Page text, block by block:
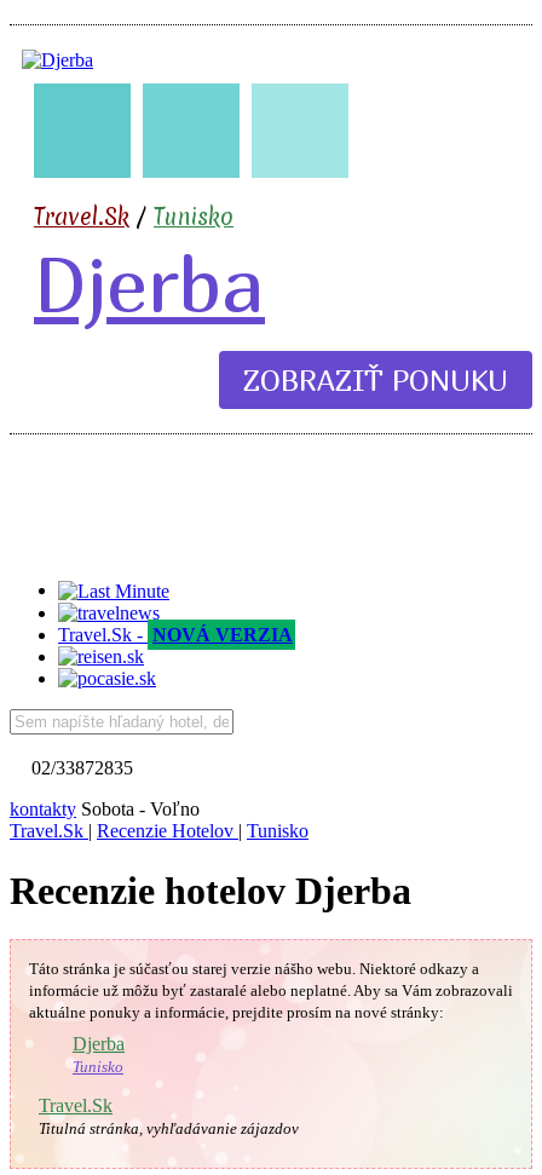
🇹🇳
Travel.Sk / Tunisko
Djerba
ZOBRAZIŤ PONUKU
Travel.Sk - NOVÁ VERZIA
02/33872835
kontakty Sobota - Voľno
Travel.Sk | Recenzie Hotelov | Tunisko
Recenzie hotelov Djerba
Táto stránka je súčasťou starej verzie nášho webu. Niektoré odkazy a
informácie už môžu byť zastaralé alebo neplatné.Aby sa Vám zobrazovali
aktuálne ponuky a informácie, prejdite prosím na nové stránky:
Djerba
Tunisko
Travel.Sk
Titulná stránka, vyhľadávanie zájazdov